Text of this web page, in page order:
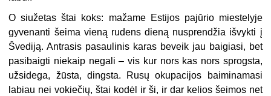
O siužetas štai koks: mažame Estijos pajūrio miestelyje
gyvenanti šeima vieną rudens dieną nusprendžia išvykti į
Švediją. Antrasis pasaulinis karas beveik jau baigiasi, bet
pasibaigti niekaip negali – vis kur nors kas nors sprogsta,
užsidega, žūsta, dingsta. Rusų okupacijos baiminamasi
labiau nei vokiečių, štai kodėl ir ši, ir dar kelios šeimos net